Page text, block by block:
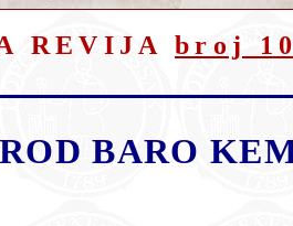
REVIJA broj
BARO